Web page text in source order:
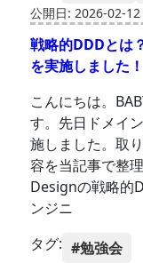
公開日: 2026-02-
戦略的DDDとは
を実施しました！
こんにちは。
す。先日ドメイ
施しました。取
容を当記事で整
Designの戦略的
ンジニ
タグ: #勉強会